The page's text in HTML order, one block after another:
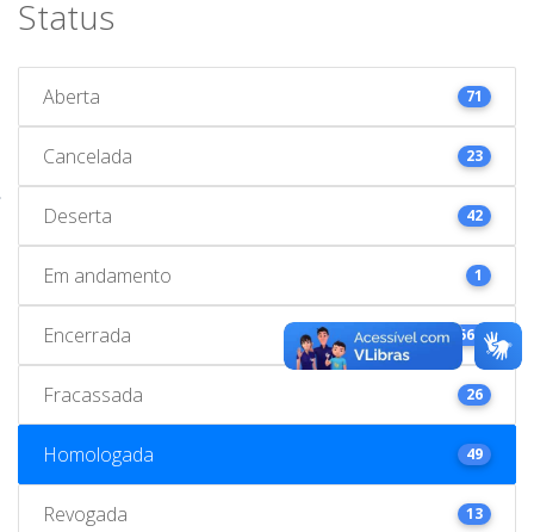
Status
Aberta 71
Cancelada 23
Deserta 42
Em andamento 1
Encerrada 563
Fracassada 26
Homologada 49
Revogada 13